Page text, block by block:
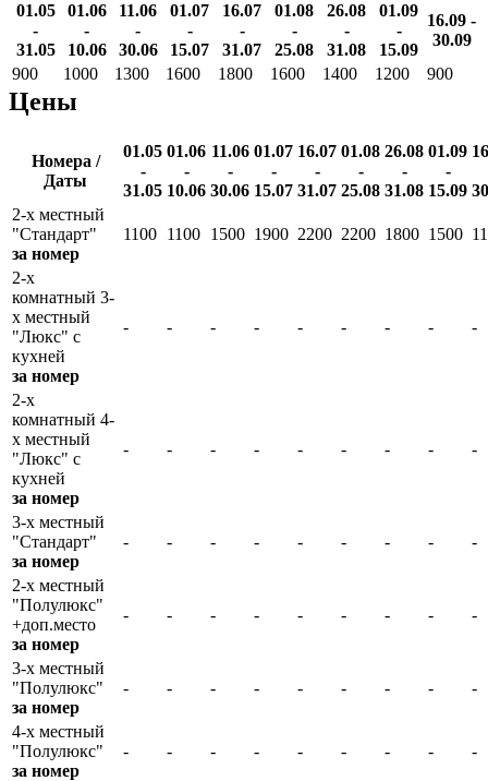
01.05
-
31.05
01.06
-
10.06
11.06
-
30.06
01.07
-
15.07
16.07
-
31.07
01.08
-
25.08
26.08
-
31.08
01.09
-
15.09
16.09 -
30.09
900
1000 1300 1600 1800 1600 1400 1200 900
Цены
Номера /
Даты
01.05
-
31.05
01.06
-
10.06
11.06
-
30.06
01.07
-
15.07
16.07
-
31.07
01.08
-
25.08
26.08
-
31.08
01.09
-
15.09
2-х местный
"Стандарт"
за номер
1100 1100 1500 1900 2200 2200 1800 1500
2-х
комнатный 3-
х местный
"Люкс" с
кухней
за номер
- - - - - - - - -
2-х
комнатный 4-
х местный
"Люкс" с
кухней
за номер
- - - - - - - - -
3-х местный
"Стандарт"
за номер
- - - - - - - - -
2-х местный
"Полулюкс"
+доп.место
за номер
- - - - - - - - -
3-х местный
"Полулюкс"
за номер
- - - - - - - - -
4-х местный
"Полулюкс"
за номер
- - - - - - - - -